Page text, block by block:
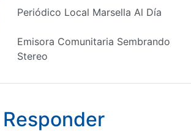
Periódico Local Marsella Al Día
Emisora Comunitaria Sembrando
Stereo
Responder